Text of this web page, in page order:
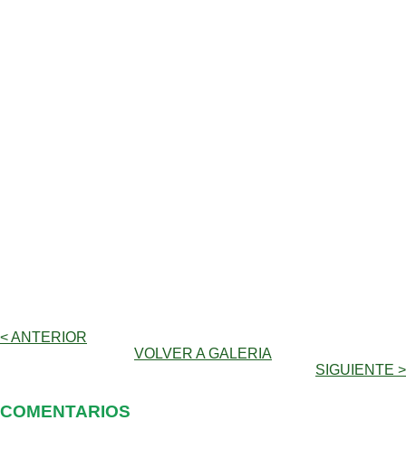
< ANTERIOR
VOLVER A GALERIA
SIGUIENTE >
COMENTARIOS